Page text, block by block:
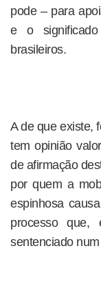
pode – para
e o
brasileiros.
A de que existe,
tem opinião
de afirmação
por quem a
espinhosa
processo que,
sentenciado